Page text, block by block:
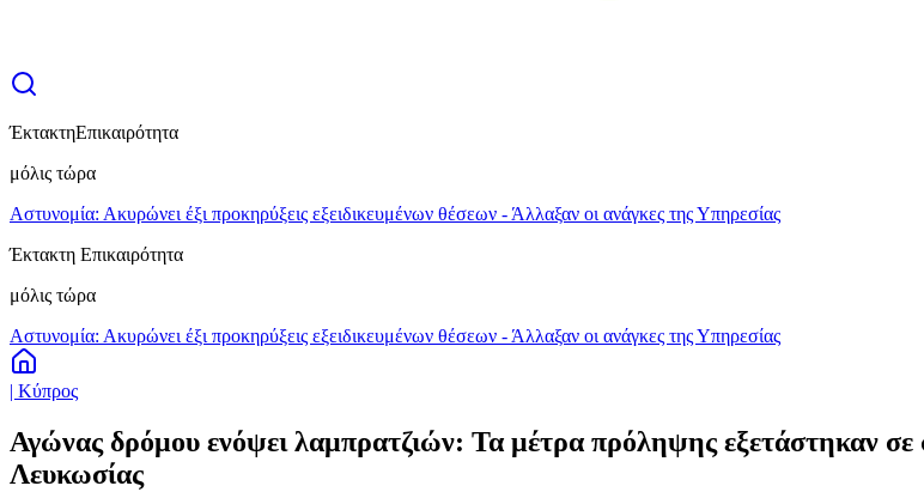
ΈκτακτηΕπικαιρότητα
μόλις τώρα
Αστυνομία: Ακυρώνει έξι προκηρύξεις εξειδικευμένων θέσεων - Άλλαξαν οι ανάγκες της Υπηρεσίας
Έκτακτη Επικαιρότητα
μόλις τώρα
Αστυνομία: Ακυρώνει έξι προκηρύξεις εξειδικευμένων θέσεων - Άλλαξαν οι ανάγκες της Υπηρεσίας
| Κύπρος
Αγώνας δρόμου ενόψει λαμπρατζιών: Τα μέτρα πρόληψης εξετάστηκαν
Λευκωσίας